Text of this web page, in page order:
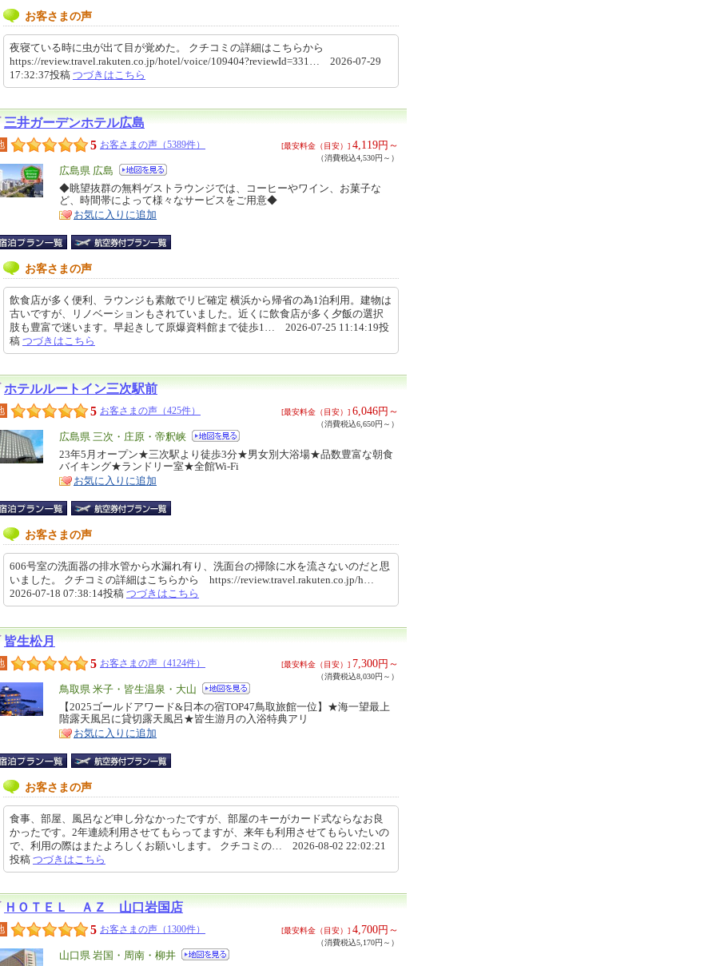
お客さまの声
夜寝ている時に虫が出て目が覚めた。 クチコミの詳細はこちらから
https://review.travel.rakuten.co.jp/hotel/voice/109404?reviewId=331… 2026-07-29
17:32:37投稿 つづきはこちら
三井ガーデンホテル広島
5 お客さまの声（5389件） [最安料金（目安）] 4,119円～
（消費税込4,530円～）
エ
リ
ア
広島県 広島
特
徴
◆眺望抜群の無料ゲストラウンジでは、コーヒーやワイン、お菓子な
ど、時間帯によって様々なサービスをご用意◆
お気に入りに追加
お客さまの声
飲食店が多く便利、ラウンジも素敵でリピ確定 横浜から帰省の為1泊利用。建物は
古いですが、リノベーションもされていました。近くに飲食店が多く夕飯の選択
肢も豊富で迷います。早起きして原爆資料館まで徒歩1… 2026-07-25 11:14:19投
稿 つづきはこちら
ホテルルートイン三次駅前
5 お客さまの声（425件） [最安料金（目安）] 6,046円～
（消費税込6,650円～）
エ
リ
ア
広島県 三次・庄原・帝釈峡
特
徴
23年5月オープン★三次駅より徒歩3分★男女別大浴場★品数豊富な朝食
バイキング★ランドリー室★全館Wi-Fi
お気に入りに追加
お客さまの声
606号室の洗面器の排水管から水漏れ有り、洗面台の掃除に水を流さないのだと思
いました。 クチコミの詳細はこちらから https://review.travel.rakuten.co.jp/h…
2026-07-18 07:38:14投稿 つづきはこちら
皆生松月
5 お客さまの声（4124件） [最安料金（目安）] 7,300円～
（消費税込8,030円～）
エ
リ
ア
鳥取県 米子・皆生温泉・大山
特
徴
【2025ゴールドアワード&日本の宿TOP47鳥取旅館一位】★海一望最上
階露天風呂に貸切露天風呂★皆生游月の入浴特典アリ
お気に入りに追加
お客さまの声
食事、部屋、風呂など申し分なかったですが、部屋のキーがカード式ならなお良
かったです。2年連続利用させてもらってますが、来年も利用させてもらいたいの
で、利用の際はまたよろしくお願いします。 クチコミの… 2026-08-02 22:02:21
投稿 つづきはこちら
ＨＯＴＥＬ ＡＺ 山口岩国店
5 お客さまの声（1300件） [最安料金（目安）] 4,700円～
（消費税込5,170円～）
エ
山口県 岩国・周南・柳井